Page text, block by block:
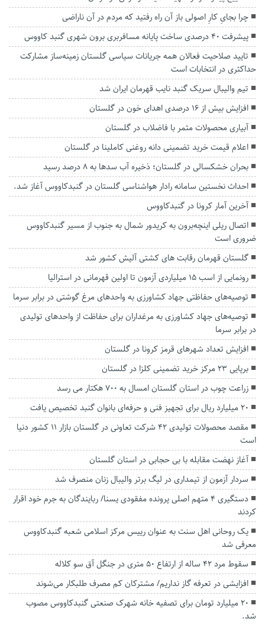
چرا بجایِ کارِ اصولی باز آن راه رفتید که مردم‌ در آن‌ ناراضی
پیشرفت ۴۰ درصدی ساخت پایانه مسافربری برون شهری گنبد کاووس
تایید صلاحیت فعالان همه جریانات سیاسی گلستان زمینه‌ساز مشارکت
حداکثری در انتخابات است
تیم‌ والیبال سریک گنبد نایب قهرمان ایران شد
افزایش بیش از ۱۶ درصدی اهدای خون در گلستان
آبیاری محصولات مثمر با فاضلاب در گلستان
اعلام قیمت خرید تضمینی دانه روغنی کاملینا در گلستان
بحران خشکسالی در گلستان؛ ذخیره آب سدها به ۸ درصد رسید
احداث نخستین سامانه رادار هواشناسی گلستان در گنبدکاووس آغاز شد.
آخرین آمار کرونا در گنبدکاووس
اتصال ریلی اینچه‌برون به کریدور شمال به جنوب از مسیر گنبدکاووس
ضروری است
گلستان قهرمان رقابت های کشتی آلیش کشور شد
رونمایی از اسب ١۵ میلیاردی آزمون تا اولین قهرمانی در استرالیا
توصیه‌های حفاظتی جهاد کشاورزی به واحد‌های مرغ گوشتی در برابر سرما
توصیه‌های جهاد کشاورزی به مرغداران برای حفاظت از واحد‌های تولیدی
در برابر سرما
افزایش تعداد شهرهای قرمز کرونا در گلستان
برپایی ۲۳ مرکز خرید تضمینی کلزا در گلستان
زراعت چوب در استان گلستان امسال به ۷۰۰ هکتار می رسد
۲۰ میلیارد ریال برای تجهیز فنی و حرفه‌ای بانوان گنبد تخصیص یافت
مقصد محصولات تولیدی ۴۲ شرکت تعاونی در گلستان بازار ۱۱ کشور دنیا
است
آغاز نهضت مقابله با بی حجابی در استان گلستان
سردار آزمون از تیمداری در لیگ برتر والیبال زنان منصرف شد
دستگیری ۴ متهم اصلی پرونده مفقودی یسنا/ ربایندگان به جرم خود اقرار
کردند
یک روحانی اهل سنت به عنوان رییس مرکز اسلامی شعبه گنبدکاووس
معرفی شد
سقوط مرد ۴۲ ساله از ارتفاع ۵۰ متری در جنگل آق سو‌ کلاله
افزایشی در تعرفه گاز نداریم/ مشترکان کم مصرف طلبکار می‌شوند
۲۰ میلیارد تومان برای تصفیه خانه شهرک صنعتی گنبدکاووس مصوب
شد.